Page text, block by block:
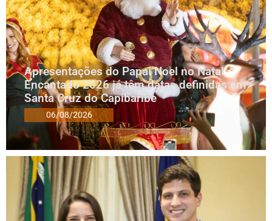
Apresentações do Papai Noel no Natal
Encantado 2026 já têm datas definidas em
Santa Cruz do Capibaribe
06/08/2026